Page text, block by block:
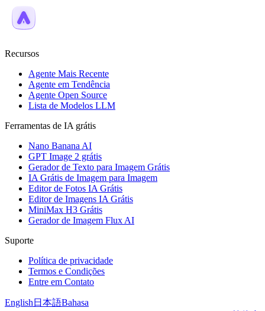
Recursos
Agente Mais Recente
Agente em Tendência
Agente Open Source
Lista de Modelos LLM
Ferramentas de IA grátis
Nano Banana AI
GPT Image 2 grátis
Gerador de Texto para Imagem Grátis
IA Grátis de Imagem para Imagem
Editor de Fotos IA Grátis
Editor de Imagens IA Grátis
MiniMax H3 Grátis
Gerador de Imagem Flux AI
Suporte
Política de privacidade
Termos e Condições
Entre em Contato
English 日本語Bahasa